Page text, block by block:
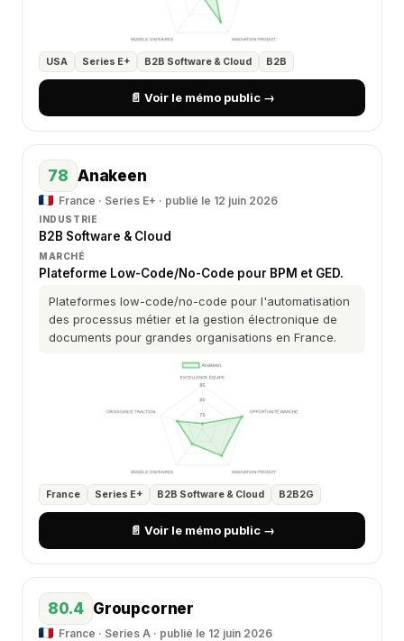
USA Series E+ B2B Software & Cloud B2B
📄 Voir le mémo public →
78 Anakeen
France · Series E+ · publié le 12 juin 2026
INDUSTRIE
B2B Software & Cloud
MARCHÉ
Plateforme Low-Code/No-Code pour BPM et GED.
Plateformes low-code/no-code pour l'automatisation
des processus métier et la gestion électronique de
documents pour grandes organisations en France.
France Series E+ B2B Software & Cloud B2B2G
📄 Voir le mémo public →
80.4 Groupcorner
France · Series A · publié le 12 juin 2026